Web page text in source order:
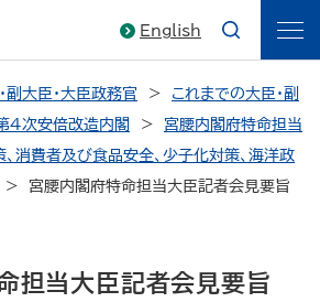
English
副大臣・大臣政務官
これまでの大臣・副
4次安倍改造内閣
宮腰内閣府特命担当
消費者及び食品安全、少子化対策、海洋政
宮腰内閣府特命担当大臣記者会見要旨
担当大臣記者会見要旨